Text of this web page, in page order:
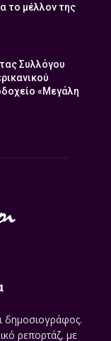
το μέλλον της
Συλλόγου
«Μεγάλη
δημοσιογράφος.
ρεπορτάζ, με